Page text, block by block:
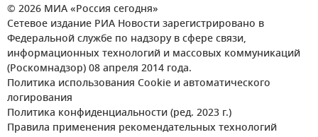
© 2026 МИА «Россия сегодня»
Сетевое издание РИА Новости зарегистрировано в
Федеральной службе по надзору в сфере связи,
информационных технологий и массовых коммуникаций
(Роскомнадзор) 08 апреля 2014 года.
Политика использования Cookie и автоматического
логирования
Политика конфиденциальности (ред. 2023 г.)
Правила применения рекомендательных технологий